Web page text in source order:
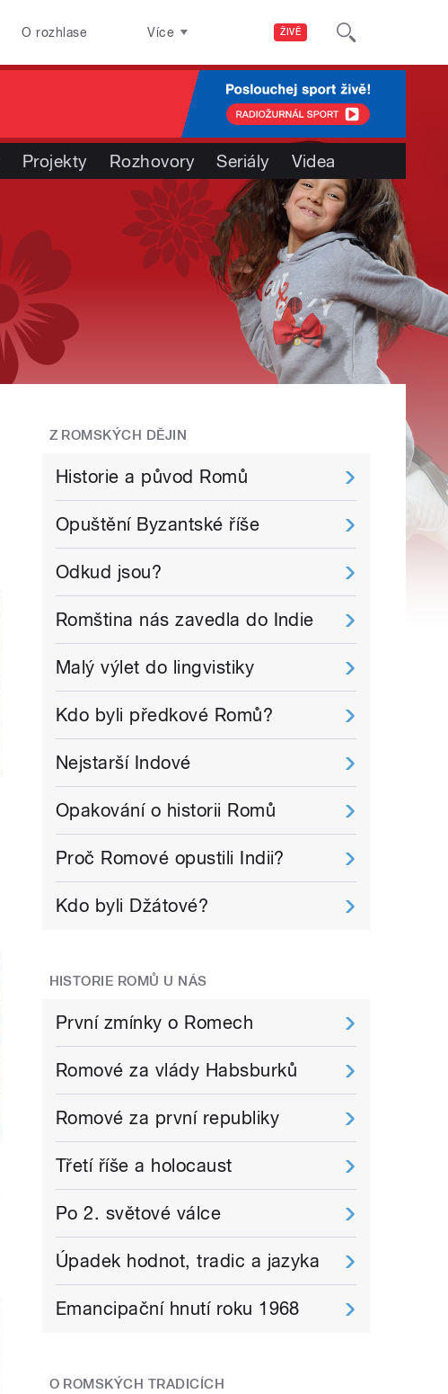
ŽIVĚ
O rozhlase Více
Projekty Rozhovory Seriály Videa
Z ROMSKÝCH DĚJIN
Historie a původ Romů
Opuštění Byzantské říše
Odkud jsou?
Romština nás zavedla do Indie
Malý výlet do lingvistiky
Kdo byli předkové Romů?
Nejstarší Indové
Opakování o historii Romů
Proč Romové opustili Indii?
Kdo byli Džátové?
HISTORIE ROMŮ U NÁS
První zmínky o Romech
Romové za vlády Habsburků
Romové za první republiky
Třetí říše a holocaust
Po 2. světové válce
Úpadek hodnot, tradic a jazyka
Emancipační hnutí roku 1968
O ROMSKÝCH TRADICÍCH